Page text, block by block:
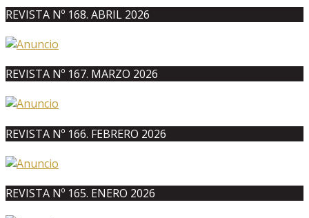
REVISTA Nº 168. ABRIL 2026
REVISTA Nº 167. MARZO 2026
REVISTA Nº 166. FEBRERO 2026
REVISTA Nº 165. ENERO 2026